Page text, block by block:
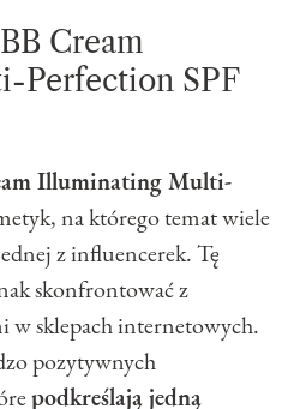
Cream
Perfection SPF
Illuminating Multi-
na którego temat wiele
z influencerek. Tę
skonfrontować z
w sklepach internetowych.
pozytywnych
podkreślają jedną